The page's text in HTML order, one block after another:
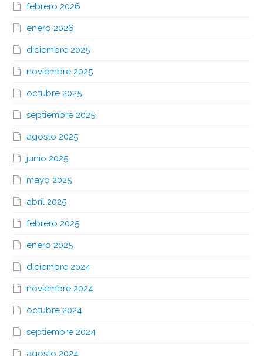
febrero 2026
enero 2026
diciembre 2025
noviembre 2025
octubre 2025
septiembre 2025
agosto 2025
junio 2025
mayo 2025
abril 2025
febrero 2025
enero 2025
diciembre 2024
noviembre 2024
octubre 2024
septiembre 2024
agosto 2024